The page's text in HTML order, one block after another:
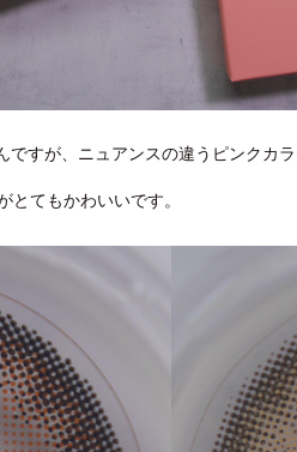
すが、ニュアンスの違うピンクカ
とてもかわいいです。